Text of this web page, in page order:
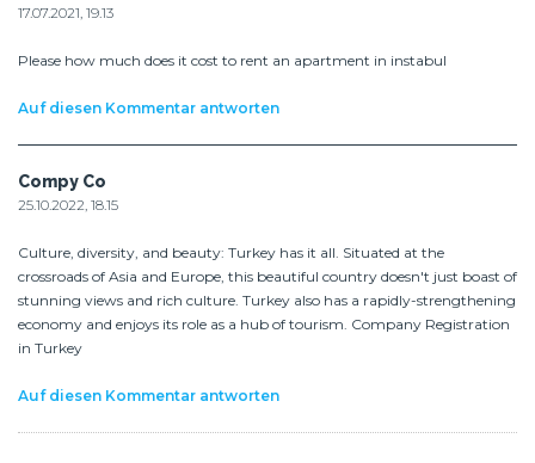
17.07.2021, 19.13
Please how much does it cost to rent an apartment in instabul
Auf diesen Kommentar antworten
Compy Co
25.10.2022, 18.15
Culture, diversity, and beauty: Turkey has it all. Situated at the
crossroads of Asia and Europe, this beautiful country doesn't just boast of
stunning views and rich culture. Turkey also has a rapidly-strengthening
economy and enjoys its role as a hub of tourism. Company Registration
in Turkey
Auf diesen Kommentar antworten